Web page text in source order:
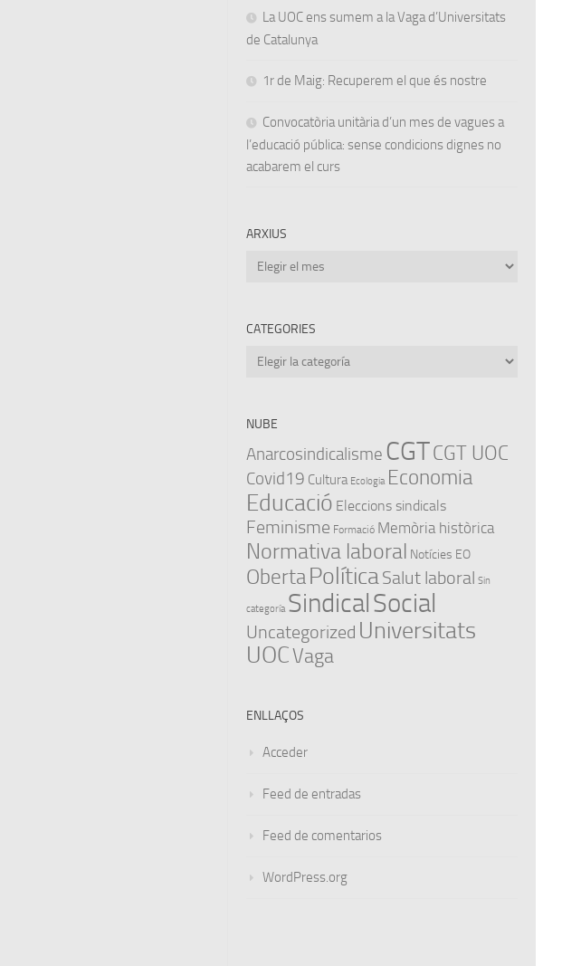
La UOC ens sumem a la Vaga d’Universitats
de Catalunya
1r de Maig: Recuperem el que és nostre
Convocatòria unitària d’un mes de vagues a
l’educació pública: sense condicions dignes no
acabarem el curs
ARXIUS
Arxius
CATEGORIES
Categories
NUBE
Anarcosindicalisme CGTCGT UOC
Covid19 Cultura Ecologia Economia
Educació Eleccions sindicals
Feminisme Formació Memòria històrica
Normativa laboral Notícies EO
ObertaPolíticaSalut laboral Sin
categoría SindicalSocial
Uncategorized Universitats
UOCVaga
ENLLAÇOS
Acceder
Feed de entradas
Feed de comentarios
WordPress.org